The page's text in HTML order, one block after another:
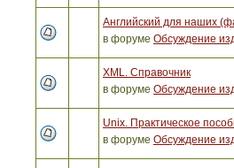
Английский для наших
в форуме Обсуждение
XML. Справочник
в форуме Обсуждение
Unix. Практическое
в форуме Обсуждение